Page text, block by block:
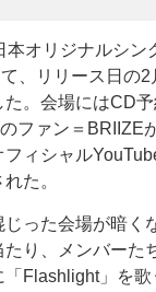
オリジナルシン
、リリース日の
。会場にはCD
ファン＝BRIIZE
ィシャル
た。
った会場が暗く
り、メンバーた
Flashlight」を